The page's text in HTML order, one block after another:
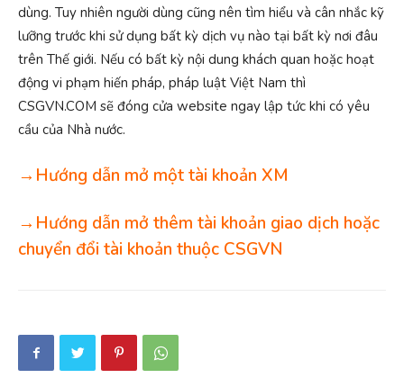
dùng. Tuy nhiên người dùng cũng nên tìm hiểu và cân nhắc kỹ
lưỡng trước khi sử dụng bất kỳ dịch vụ nào tại bất kỳ nơi đâu
trên Thế giới. Nếu có bất kỳ nội dung khách quan hoặc hoạt
động vi phạm hiến pháp, pháp luật Việt Nam thì
CSGVN.COM sẽ đóng cửa website ngay lập tức khi có yêu
cầu của Nhà nước.
→Hướng dẫn mở một tài khoản XM
→Hướng dẫn mở thêm tài khoản giao dịch hoặc
chuyển đổi tài khoản thuộc CSGVN